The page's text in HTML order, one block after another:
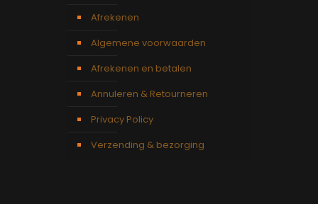
Afrekenen
Algemene voorwaarden
Afrekenen en betalen
Annuleren & Retourneren
Privacy Policy
Verzending & bezorging